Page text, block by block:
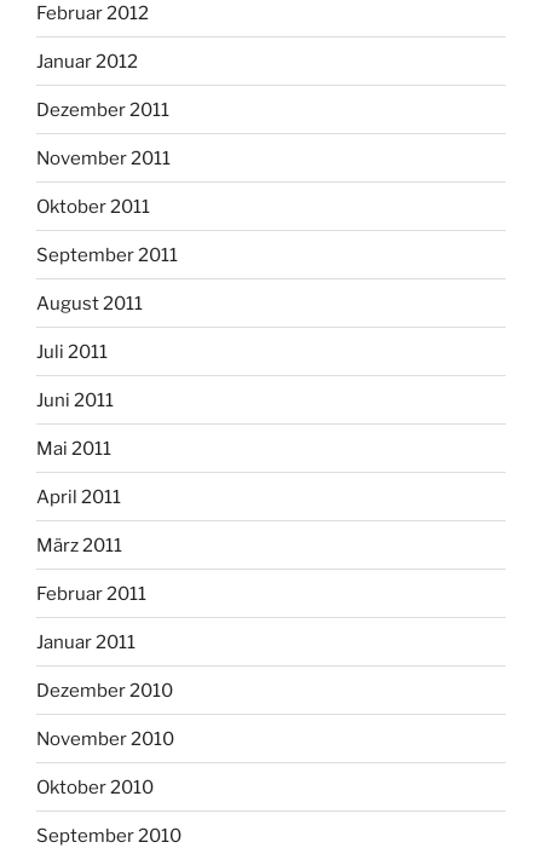
Februar 2012
Januar 2012
Dezember 2011
November 2011
Oktober 2011
September 2011
August 2011
Juli 2011
Juni 2011
Mai 2011
April 2011
März 2011
Februar 2011
Januar 2011
Dezember 2010
November 2010
Oktober 2010
September 2010